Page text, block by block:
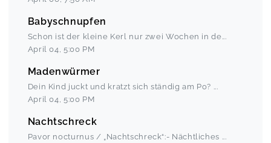
Babyschnupfen
Schon ist der kleine Kerl nur zwei Wochen in de...
April 04 ,5:00 PM
Madenwürmer
Dein Kind juckt und kratzt sich ständig am Po? ...
April 04 ,5:00 PM
Nachtschreck
Pavor nocturnus / „Nachtschreck“:- Nächtliches ...